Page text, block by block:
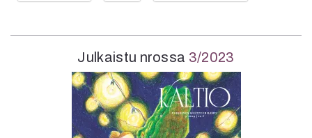
Julkaistu nrossa 3/2023